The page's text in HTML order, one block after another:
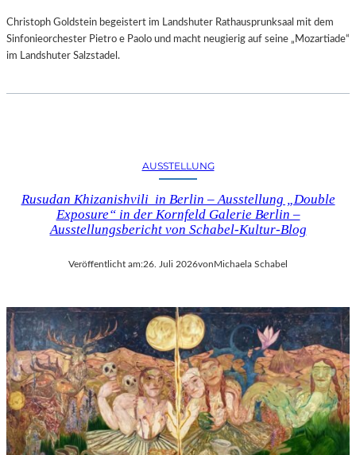
Christoph Goldstein begeistert im Landshuter Rathausprunksaal mit dem
Sinfonieorchester Pietro e Paolo und macht neugierig auf seine „Mozartiade“
im Landshuter Salzstadel.
AUSSTELLUNG
Rusudan Khizanishvili in Berlin – Ausstellung „Double
Exposure“ in der Kornfeld Galerie Berlin –
Ausstellungsbericht von Schabel-Kultur-Blog
Veröffentlicht am:26. Juli 2026vonMichaela Schabel